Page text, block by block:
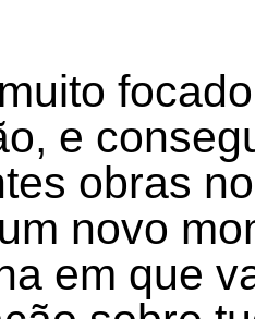
e
obras
novo
em que